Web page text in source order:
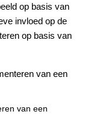
op basis van
invloed op de
op basis van
van een